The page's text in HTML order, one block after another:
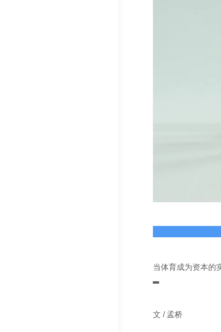
当体育成为资本的
文 / 孟桥